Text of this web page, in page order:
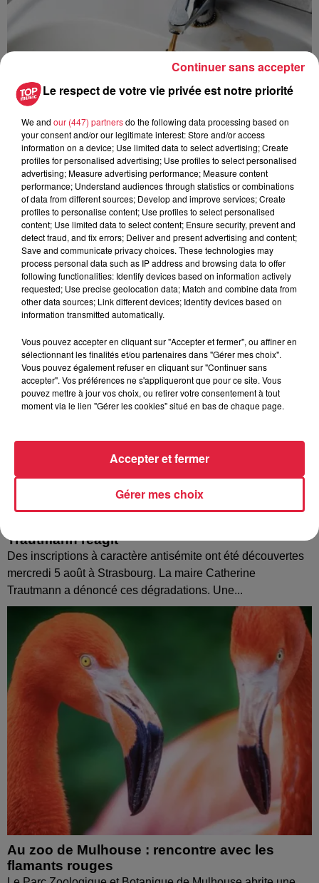
À Hoerdt, de l’eau brune sort des robinets
Depuis plusieurs jours, des habitants de Hoerdt ont vu de
l’eau brune s’écouler de leurs robinets. Face aux
nombreuses interrogations, la municipalité a pris...
Trautmann réagit
Des inscriptions à caractère antisémite ont été découvertes
mercredi 5 août à Strasbourg. La maire Catherine
Trautmann a dénoncé ces dégradations. Une...
Au zoo de Mulhouse : rencontre avec les
flamants rouges
Le respect de votre vie privée est notre priorité
We and our (447) partnersdo the following data processing based on
your consent and/or our legitimate interest: Store and/or access
information on a device; Use limited data to select advertising; Create
profiles for personalised advertising; Use profiles to select personalised
advertising; Measure advertising performance; Measure content
performance; Understand audiences through statistics or combinations
of data from different sources; Develop and improve services; Create
profiles to personalise content; Use profiles to select personalised
content; Use limited data to select content; Ensure security, prevent and
detect fraud, and fix errors; Deliver and present advertising and content;
Save and communicate privacy choices. These technologies may
process personal data such as IP address and browsing data to offer
following functionalities: Identify devices based on information actively
requested; Use precise geolocation data; Match and combine data from
other data sources; Link different devices; Identify devices based on
information transmitted automatically.
Vous pouvez accepter en cliquant sur "Accepter et fermer", ou affiner en
sélectionnant les finalités et/ou partenaires dans "Gérer mes choix".
Vous pouvez également refuser en cliquant sur "Continuer sans
accepter". Vos préférences ne s'appliqueront que pour ce site. Vous
pouvez mettre à jour vos choix, ou retirer votre consentement à tout
moment via le lien "Gérer les cookies" situé en bas de chaque page.
Gérer mes choix
Accepter et fermer
Continuer sans accepter